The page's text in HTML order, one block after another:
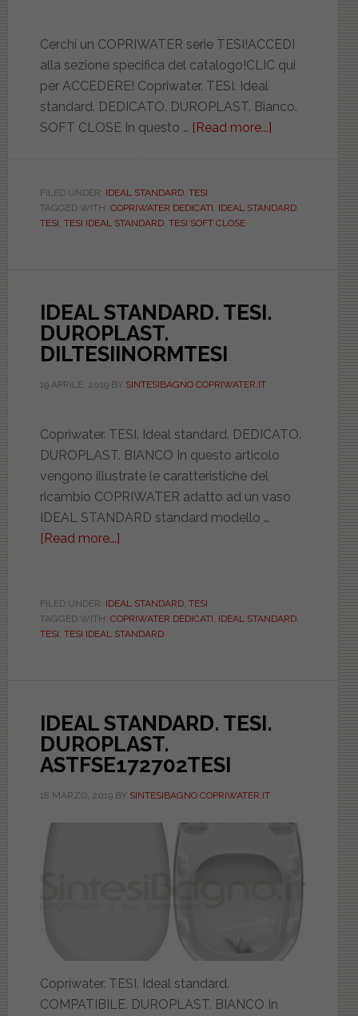
Cerchi un COPRIWATER serie TESI!ACCEDI
alla sezione specifica del catalogo!CLIC qui
per ACCEDERE! Copriwater. TESI. Ideal
standard. DEDICATO. DUROPLAST. Bianco.
SOFT CLOSE In questo … [Read more...]
DUROPLAST.
FILED UNDER: IDEAL STANDARD, TESI
TAGGED WITH: COPRIWATER DEDICATI, IDEAL STANDARD,
TESI, TESI IDEAL STANDARD, TESI SOFT CLOSE
IDEAL STANDARD. TESI.
DUROPLAST.
DILTESIINORMTESI
19 APRILE, 2019BY SINTESIBAGNO COPRIWATER.IT
Copriwater. TESI. Ideal standard. DEDICATO.
DUROPLAST. BIANCO In questo articolo
vengono illustrate le caratteristiche del
ricambio COPRIWATER adatto ad un vaso
IDEAL STANDARD standard modello …
[Read more...]
TESI.
DUROPLAST.
DILTESIINORMTESI
FILED UNDER: IDEAL STANDARD, TESI
TAGGED WITH: COPRIWATER DEDICATI, IDEAL STANDARD,
TESI, TESI IDEAL STANDARD
IDEAL STANDARD. TESI.
DUROPLAST.
ASTFSE172702TESI
18 MARZO, 2019BY SINTESIBAGNO COPRIWATER.IT
Copriwater. TESI. Ideal standard.
COMPATIBILE. DUROPLAST. BIANCO In